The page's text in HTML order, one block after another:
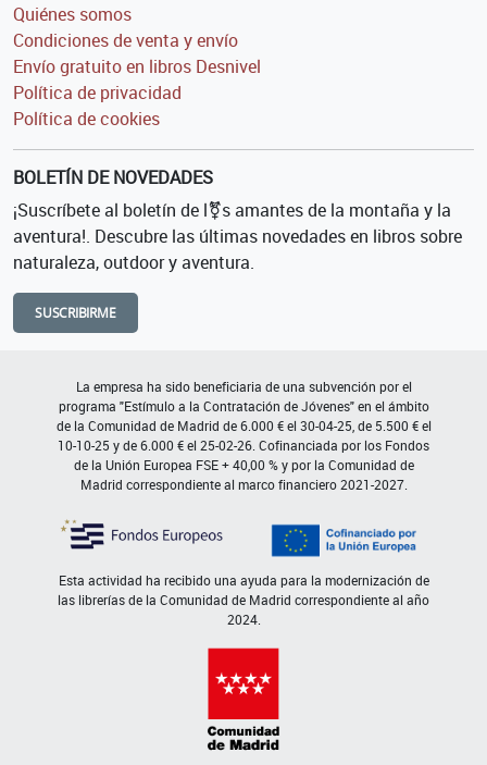
Quiénes somos
Condiciones de venta y envío
Envío gratuito en libros Desnivel
Política de privacidad
Política de cookies
BOLETÍN DE NOVEDADES
¡Suscríbete al boletín de l⚧s amantes de la montaña y la
aventura!. Descubre las últimas novedades en libros sobre
naturaleza, outdoor y aventura.
SUSCRIBIRME
La empresa ha sido beneficiaria de una subvención por el
programa "Estímulo a la Contratación de Jóvenes" en el ámbito
de la Comunidad de Madrid de 6.000 € el 30-04-25, de 5.500 € el
10-10-25 y de 6.000 € el 25-02-26. Cofinanciada por los Fondos
de la Unión Europea FSE + 40,00 % y por la Comunidad de
Madrid correspondiente al marco financiero 2021-2027.
Esta actividad ha recibido una ayuda para la modernización de
las librerías de la Comunidad de Madrid correspondiente al año
2024.